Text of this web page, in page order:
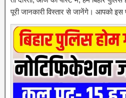
पूरी जानकारी विस्तार से जानेंगे। आपको इस